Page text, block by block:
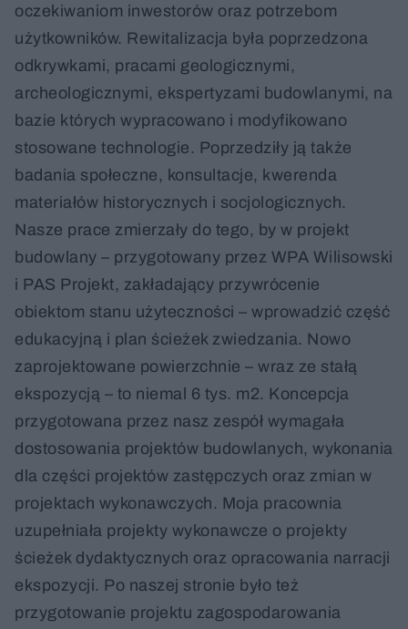
oczekiwaniom inwestorów oraz potrzebom
użytkowników. Rewitalizacja była poprzedzona
odkrywkami, pracami geologicznymi,
archeologicznymi, ekspertyzami budowlanymi, na
bazie których wypracowano i modyfikowano
stosowane technologie. Poprzedziły ją także
badania społeczne, konsultacje, kwerenda
materiałów historycznych i socjologicznych.
Nasze prace zmierzały do tego, by w projekt
budowlany – przygotowany przez WPA Wilisowski
i PAS Projekt, zakładający przywrócenie
obiektom stanu użyteczności – wprowadzić część
edukacyjną i plan ścieżek zwiedzania. Nowo
zaprojektowane powierzchnie – wraz ze stałą
ekspozycją – to niemal 6 tys. m2. Koncepcja
przygotowana przez nasz zespół wymagała
dostosowania projektów budowlanych, wykonania
dla części projektów zastępczych oraz zmian w
projektach wykonawczych. Moja pracownia
uzupełniała projekty wykonawcze o projekty
ścieżek dydaktycznych oraz opracowania narracji
ekspozycji. Po naszej stronie było też
przygotowanie projektu zagospodarowania